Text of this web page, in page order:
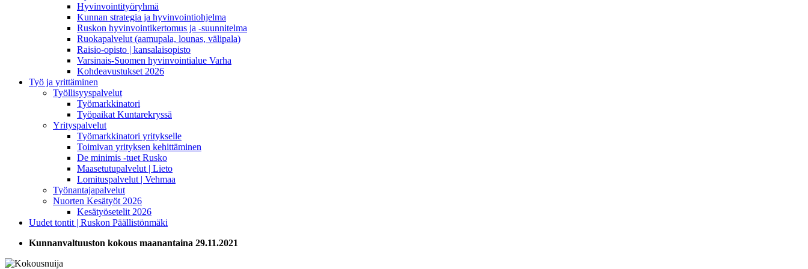
Hyvinvointityöryhmä
Kunnan strategia ja hyvinvointiohjelma
Ruskon hyvinvointikertomus ja -suunnitelma
Ruokapalvelut (aamupala, lounas, välipala)
Raisio-opisto | kansalaisopisto
Varsinais-Suomen hyvinvointialue Varha
Kohdeavustukset 2026
Työ ja yrittäminen
Työllisyyspalvelut
Työmarkkinatori
Työpaikat Kuntarekryssä
Yrityspalvelut
Työmarkkinatori yritykselle
Toimivan yrityksen kehittäminen
De minimis -tuet Rusko
Maasetutupalvelut | Lieto
Lomituspalvelut | Vehmaa
Työnantajapalvelut
Nuorten Kesätyöt 2026
Kesätyösetelit 2026
Uudet tontit | Ruskon Päällistönmäki
Kunnanvaltuuston kokous maanantaina 29.11.2021